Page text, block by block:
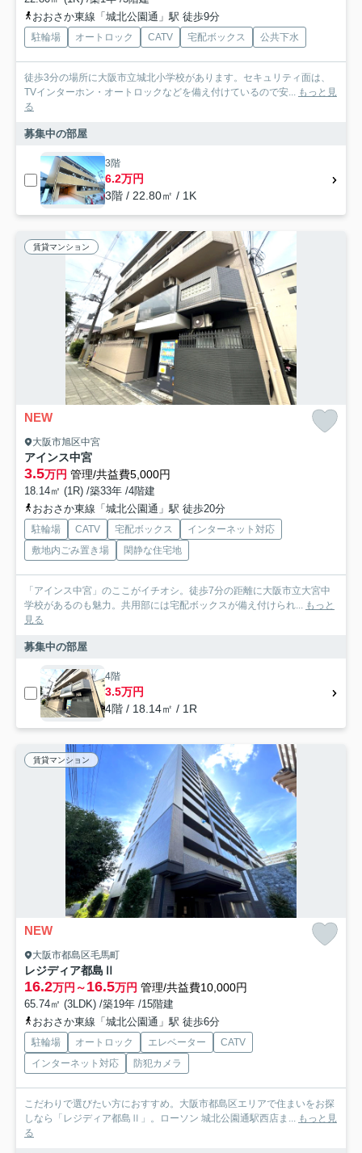
おおさか東線「城北公園通」駅 徒歩9分
駐輪場 オートロック CATV 宅配ボックス 公共下水
徒歩3分の場所に大阪市立城北小学校があります。セキュリティ面は、
TVインターホン・オートロックなどを備え付けているので安... もっと見
る
募集中の部屋
3階
6.2万円
3階 / 22.80㎡ / 1K
賃貸マンション
NEW
大阪市旭区中宮
アインス中宮
3.5万円 管理/共益費5,000円
18.14㎡ (1R) /築33年 /4階建
おおさか東線「城北公園通」駅 徒歩20分
駐輪場 CATV 宅配ボックス
インターネット対応
敷地内ごみ置き場
閑静な住宅地
「アインス中宮」のここがイチオシ。徒歩7分の距離に大阪市立大宮中
学校があるのも魅力。共用部には宅配ボックスが備え付けられ... もっと
見る
募集中の部屋
4階
3.5万円
4階 / 18.14㎡ / 1R
賃貸マンション
NEW
大阪市都島区毛馬町
レジディア都島Ⅱ
16.2万円～16.5万円 管理/共益費10,000円
65.74㎡ (3LDK) /築19年 /15階建
おおさか東線「城北公園通」駅 徒歩6分
駐輪場 オートロック エレベーター
CATV
インターネット対応
防犯カメラ
こだわりで選びたい方におすすめ。大阪市都島区エリアで住まいをお探
しなら「レジディア都島Ⅱ」。ローソン 城北公園通駅西店ま... もっと見
る